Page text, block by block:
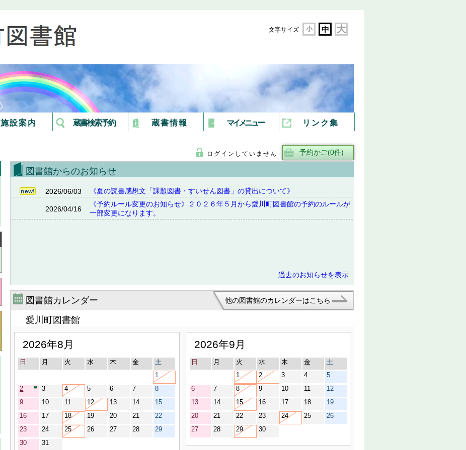
文字サイズ 小 中 大
施設案内 蔵書検索予約 蔵書情報 マイメニュー リンク集
ログインしていません
図書館からのお知らせ
2026/06/03 《夏の読書感想文「課題図書・すいせん図書」の貸出について》
2026/04/16
《予約ルール変更のお知らせ》２０２６年５月から愛川町図書館の予約のルールが
一部変更になります。
過去のお知らせを表示
図書館カレンダー 他の図書館のカレンダーはこちら
愛川町図書館
2026年8月
日 月 火 水 木 金
土
1
2
3 4 5 6 7
8
9
10 11 12 13 14
15
16
17 18 19 20 21
22
23
24 25 26 27 28
29
30
31
2026年9月
日 月 火 水 木 金
土
1
2 3 4
5
6
7 8 9 10 11
12
13
14 15 16 17 18
19
20
21 22 23 24 25
26
27
28 29 30